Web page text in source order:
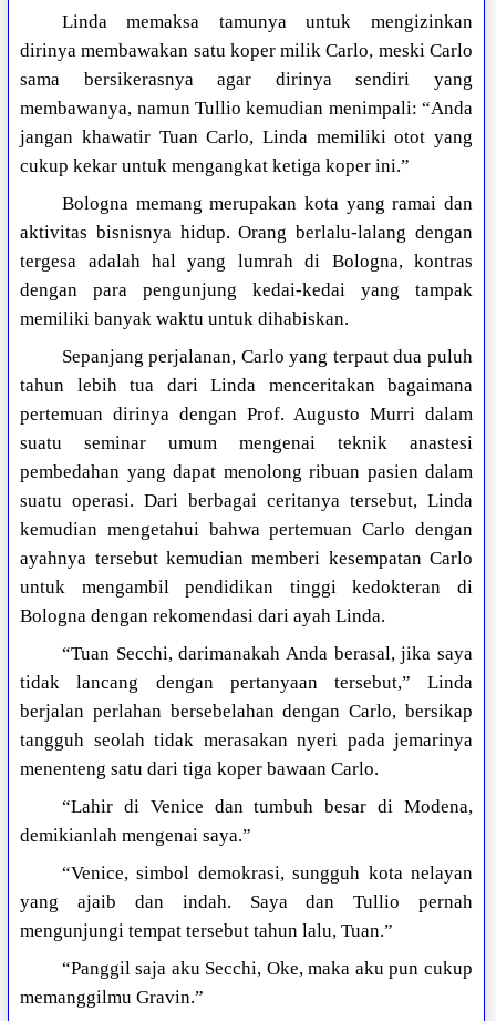
Linda memaksa tamunya untuk mengizinkan
dirinya membawakan satu koper milik Carlo, meski Carlo
sama bersikerasnya agar dirinya sendiri yang
membawanya, namun Tullio kemudian menimpali: “Anda
jangan khawatir Tuan Carlo, Linda memiliki otot yang
cukup kekar untuk mengangkat ketiga koper ini.”
Bologna memang merupakan kota yang ramai dan
aktivitas bisnisnya hidup. Orang berlalu-lalang dengan
tergesa adalah hal yang lumrah di Bologna, kontras
dengan para pengunjung kedai-kedai yang tampak
memiliki banyak waktu untuk dihabiskan.
Sepanjang perjalanan, Carlo yang terpaut dua puluh
tahun lebih tua dari Linda menceritakan bagaimana
pertemuan dirinya dengan Prof. Augusto Murri dalam
suatu seminar umum mengenai teknik anastesi
pembedahan yang dapat menolong ribuan pasien dalam
suatu operasi. Dari berbagai ceritanya tersebut, Linda
kemudian mengetahui bahwa pertemuan Carlo dengan
ayahnya tersebut kemudian memberi kesempatan Carlo
untuk mengambil pendidikan tinggi kedokteran di
Bologna dengan rekomendasi dari ayah Linda.
“Tuan Secchi, darimanakah Anda berasal, jika saya
tidak lancang dengan pertanyaan tersebut,” Linda
berjalan perlahan bersebelahan dengan Carlo, bersikap
tangguh seolah tidak merasakan nyeri pada jemarinya
menenteng satu dari tiga koper bawaan Carlo.
“Lahir di Venice dan tumbuh besar di Modena,
demikianlah mengenai saya.”
“Venice, simbol demokrasi, sungguh kota nelayan
yang ajaib dan indah. Saya dan Tullio pernah
mengunjungi tempat tersebut tahun lalu, Tuan.”
“Panggil saja aku Secchi, Oke, maka aku pun cukup
memanggilmu Gravin.”